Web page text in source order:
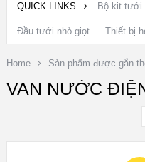
QUICK LINKS Bộ kit tưới
Đầu tưới nhỏ giọt Thiết bị
Home Sản phẩm được gắn
VAN NƯỚC